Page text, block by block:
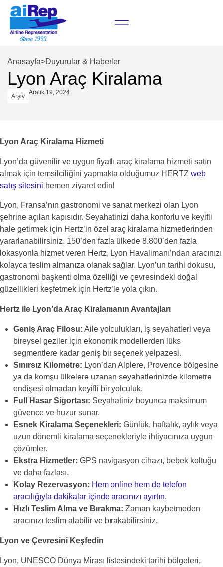
Anasayfa>Duyurular & Haberler
Lyon Araç Kiralama
Arşiv
Aralık 19, 2024
Lyon Araç Kiralama Hizmeti
Lyon’da güvenilir ve uygun fiyatlı araç kiralama hizmeti satın
almak için temsilciliğini yapmakta olduğumuz HERTZ web
satış sitesini hemen ziyaret edin!
Lyon, Fransa’nın gastronomi ve sanat merkezi olan Lyon
şehrine açılan kapısıdır. Seyahatinizi daha konforlu ve keyifli
hale getirmek için Hertz’in özel araç kiralama hizmetlerinden
yararlanabilirsiniz. 150’den fazla ülkede 8.800’den fazla
lokasyonla hizmet veren Hertz, Lyon Havalimanı’ndan aracınızı
kolayca teslim almanıza olanak sağlar. Lyon’un tarihi dokusu,
gastronomi başkenti olma özelliği ve çevresindeki doğal
güzellikleri keşfetmek için Hertz’le yola çıkın.
Hertz ile Lyon’da Araç Kiralamanın Avantajları
Geniş Araç Filosu: Aile yolculukları, iş seyahatleri veya
bireysel geziler için ekonomik modellerden lüks
segmentlere kadar geniş bir seçenek yelpazesi.
Sınırsız Kilometre: Lyon’dan Alplere, Provence bölgesine
ya da komşu ülkelere uzanan seyahatlerinizde kilometre
endişesi olmadan keyifli bir yolculuk.
Full Hasar Sigortası: Seyahatiniz boyunca maksimum
güvence ve huzur sunar.
Esnek Kiralama Seçenekleri: Günlük, haftalık, aylık veya
uzun dönemli kiralama seçenekleriyle ihtiyacınıza uygun
çözümler.
Ekstra Hizmetler: GPS navigasyon cihazı, bebek koltuğu
ve daha fazlası.
Kolay Rezervasyon: Hem online hem de telefon
aracılığıyla dakikalar içinde aracınızı ayırtın.
Hızlı Teslim Alma ve Bırakma: Zaman kaybetmeden
aracınızı teslim alabilir ve bırakabilirsiniz.
Lyon ve Çevresini Keşfedin
Lyon, UNESCO Dünya Mirası listesindeki tarihi bölgeleri,